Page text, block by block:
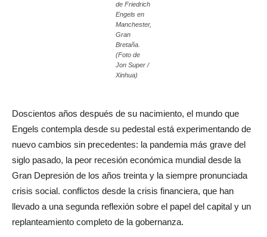
de Friedrich
Engels en
Manchester,
Gran
Bretaña.
(Foto de
Jon Super /
Xinhua)
Doscientos años después de su nacimiento, el mundo que
Engels contempla desde su pedestal está experimentando de
nuevo cambios sin precedentes: la pandemia más grave del
siglo pasado, la peor recesión económica mundial desde la
Gran Depresión de los años treinta y la siempre pronunciada
crisis social. conflictos desde la crisis financiera, que han
llevado a una segunda reflexión sobre el papel del capital y un
replanteamiento completo de la gobernanza.